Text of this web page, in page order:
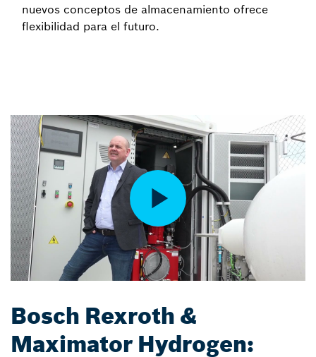
nuevos conceptos de almacenamiento ofrece
flexibilidad para el futuro.
Bosch Rexroth &
Maximator Hydrogen: